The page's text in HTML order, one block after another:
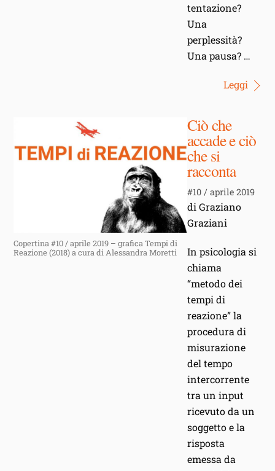
tentazione?
Una
perplessità?
Una pausa? …
Leggi
Copertina #10 / aprile 2019 – grafica Tempi di
Reazione (2018) a cura di Alessandra Moretti
Ciò che
accade e ciò
che si
racconta
#10 / aprile 2019
di Graziano
Graziani
In psicologia si
chiama
“metodo dei
tempi di
reazione” la
procedura di
misurazione
del tempo
intercorrente
tra un input
ricevuto da un
soggetto e la
risposta
emessa da